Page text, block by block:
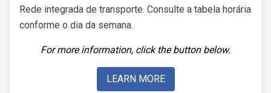
Rede integrada de transporte. Consulte a tabela horária
conforme o dia da semana.
For more information, click the button below.
LEARN MORE